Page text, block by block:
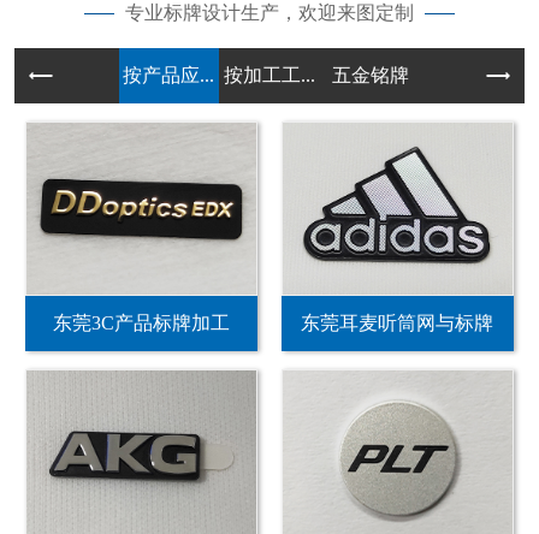
专业标牌设计生产，欢迎来图定制
按产品应... 按加工工... 五金铭牌
东莞3C产品标牌加工 东莞耳麦听筒网与标牌